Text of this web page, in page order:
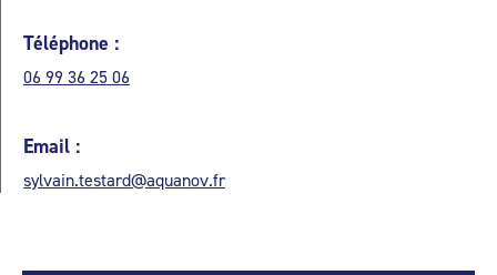
Téléphone :
06 99 36 25 06
Email :
sylvain.testard@aquanov.fr